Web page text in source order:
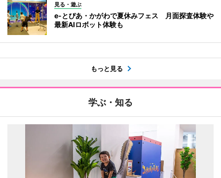
見る・遊ぶ
e-とぴあ・かがわで夏休みフェス 月面探査体験や
最新AIロボット体験も
もっと見る
学ぶ・知る